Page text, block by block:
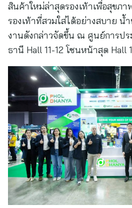
สินค้าใหม่ล่าสุดรองเท้าเพื่อสุขภ
รองเท้าที่สวมใส่ได้อย่างสบาย น้
งานดังกล่าวจัดขึ้น ณ ศูนย์การปร
ธานี Hall 11-12 โซนหน้าสุด Hall